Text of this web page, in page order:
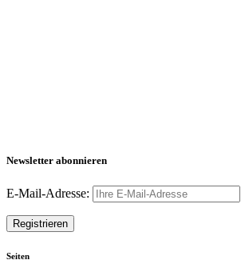
Newsletter abonnieren
E-Mail-Adresse:
Seiten